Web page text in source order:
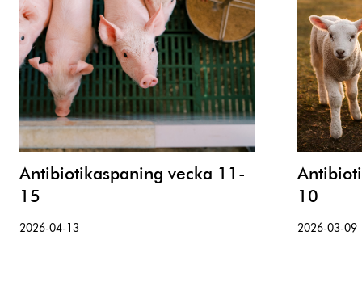
Antibiotikaspaning vecka 11-
15
2026-04-13
10
2026-03-09